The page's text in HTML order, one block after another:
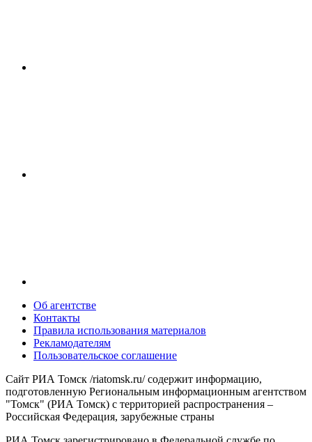
Об агентстве
Контакты
Правила использования материалов
Рекламодателям
Пользовательское соглашение
Сайт РИА Томск /riatomsk.ru/ содержит информацию,
подготовленную Региональным информационным агентством
"Томск" (РИА Томск) с территорией распространения –
Российская Федерация, зарубежные страны